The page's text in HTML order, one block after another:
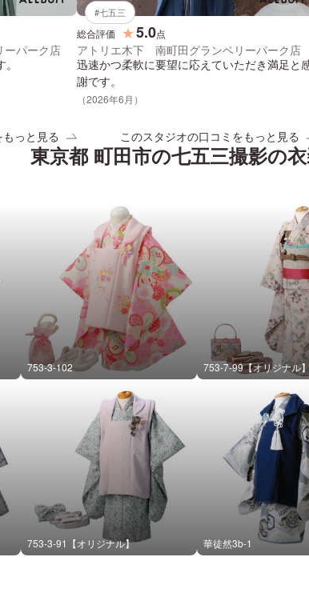
パーク店
っと見る
#七五三
総合評価 ★5.0点
アトリエ木下 南町田グランベリーパーク店
迅速かつ柔軟に要望に応えていただき満足と
謝です。
（2026年6月）
このスタジオの口コミをもっと見る
東京都 町田市の七五三撮影の
753-3-102 753-7-99【オリジナル】
753-3-91【オリジナル】 華徒然3b-1